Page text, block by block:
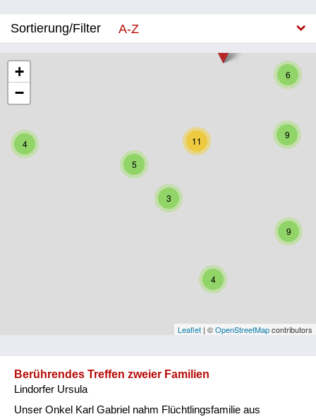
Sortierung/Filter
A-Z
Kärnten
Niederösterreich
Oberösterreich
Vorarlberg
5
4
6
3
9
9
11
4
+
−
Leaflet | ©OpenStreetMapcontributors
Berührendes Treffen zweier Familien
Lindorfer Ursula
Unser Onkel Karl Gabriel nahm Flüchtlingsfamilie aus